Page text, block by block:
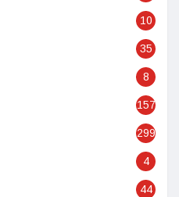
10
35
8
157
299
4
44